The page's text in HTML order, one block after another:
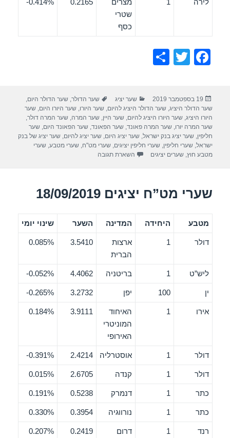
לירה 1
מצרים
שטרי
כסף
0.2165
0.414%-
F
e
b
o
o
T
er
e
פורסם
בתאריך
19 בספטמבר 2019 קטגוריות
שער יציג תגיות
שער הדולר,שער הדולר היום,
שער הדולר היציג,שער הדולר היציג להיום,שער היורו,שער היורו היום,שער
היורו היציג,שער היורו היציג להיום,שער היין,שער המרה,שער המרה דולר,
שער המרה יורו,שער המרה פאונד,שער הפאונד,שער הפאונד היום,שער
חליפין,שער יציג בנק ישראל,שער יציג היום,שער יציג להיום,שער יציג של בנק
ישראל,שערי חליפין,שערי חליפין יציגים,שערי מט"ח,שערי מטבע,שערי
מטבע חוץ,שערים יציגים השארת תגובה
שערי מט”ח יציגים 18/09/2019
מטבע היחידה המדינה השער שינוי יומי
דולר 1
ארצות
הברית
3.5410
0.085%
ליש”ט 1 בריטניה 4.4062
0.052%-
ין 100 יפן 3.2732
0.265%-
אירו 1
האיחוד
המוניטרי
האירופי
3.9111
0.184%
דולר 1 אוסטרליה 2.4214
0.391%-
דולר 1 קנדה 2.6705
0.015%
כתר 1 דנמרק 0.5238
0.191%
כתר 1 נורווגיה 0.3954
0.330%
רנד 1
דרום
0.2419
0.207%